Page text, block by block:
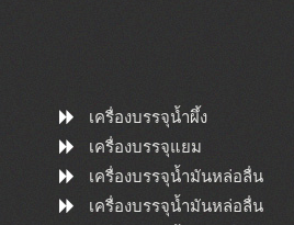
เครื่องบรรจุน้ำผึ้ง
เครื่องบรรจุแยม
เครื่องบรรจุน้ำมันหล่อลื่น
เครื่องบรรจุน้ำมันหล่อลื่น